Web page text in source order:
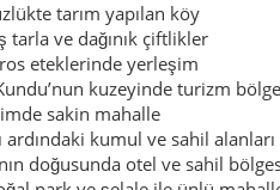
tarım yapılan köy
tarla ve dağınık çiftlikler
eteklerinde yerleşim
kuzeyinde turizm
sakin mahalle
ardındaki kumul ve sahil alanları
doğusunda otel ve sahil